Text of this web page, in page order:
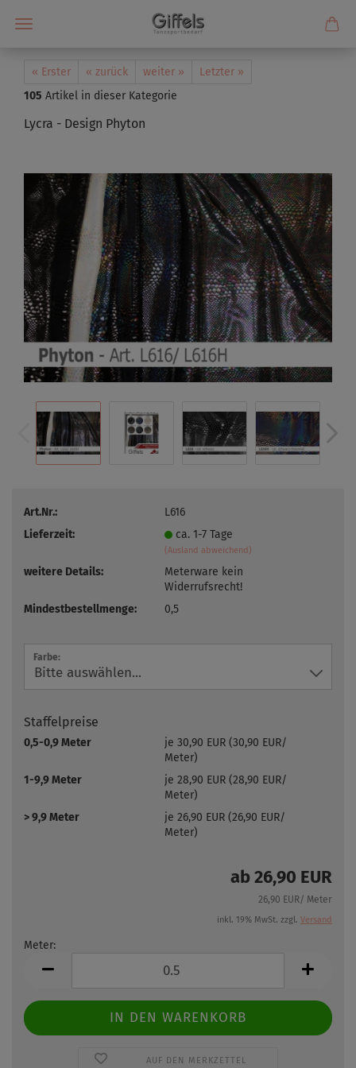
« Erster « zurück weiter »
Letzter »
105 Artikel in dieser Kategorie
Lycra - Design Phyton
Art.Nr.:
L616
Lieferzeit:
ca. 1-7 Tage
(Ausland abweichend)
weitere Details:
Meterware kein
Widerrufsrecht!
Mindestbestellmenge:
0,5
Farbe:
Staffelpreise
0,5-0,9 Meter
je 30,90 EUR (30,90 EUR/
Meter)
1-9,9 Meter
je 28,90 EUR (28,90 EUR/
Meter)
> 9,9 Meter
je 26,90 EUR (26,90 EUR/
Meter)
ab 26,90 EUR
26,90 EUR/ Meter
inkl. 19% MwSt. zzgl. Versand
Meter:
AUF DEN MERKZETTEL